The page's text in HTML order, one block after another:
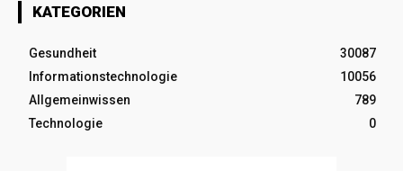
KATEGORIEN
Gesundheit
30087
Informationstechnologie
10056
Allgemeinwissen
789
Technologie
0